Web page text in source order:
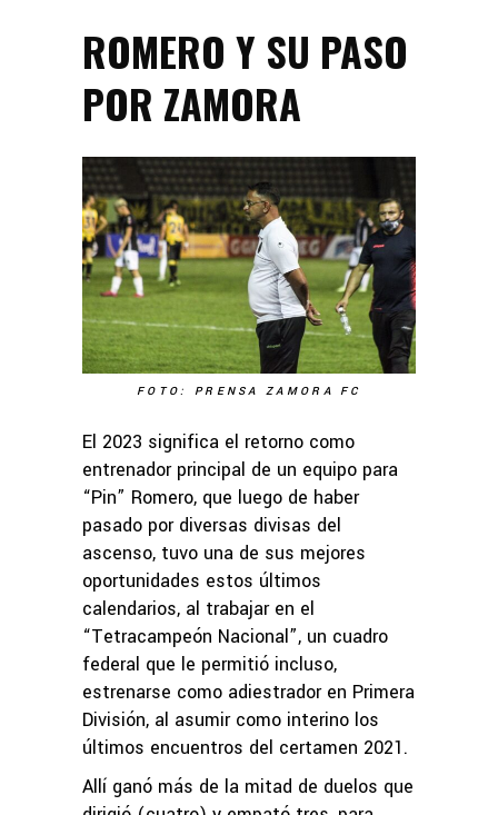
ROMERO Y SU PASO
POR ZAMORA
FOTO: PRENSA ZAMORA FC
El 2023 significa el retorno como
entrenador principal de un equipo para
“Pin” Romero, que luego de haber
pasado por diversas divisas del
ascenso, tuvo una de sus mejores
oportunidades estos últimos
calendarios, al trabajar en el
“Tetracampeón Nacional”, un cuadro
federal que le permitió incluso,
estrenarse como adiestrador en Primera
División, al asumir como interino los
últimos encuentros del certamen 2021.
Allí ganó más de la mitad de duelos que